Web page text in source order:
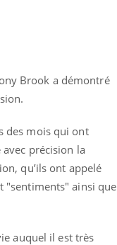
Brook a démontré
des mois qui ont
précision la
qu’ils ont appelé
"sentiments" ainsi que
auquel il est très